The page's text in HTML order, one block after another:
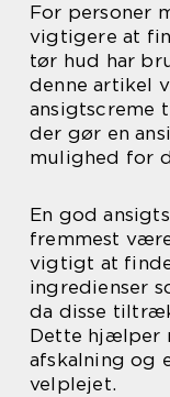
For personer
vigtigere at
tør hud har
denne artikel
ansigtscreme
der gør en
mulighed for
En god
fremmest
vigtigt at
ingredienser
da disse
Dette hjælper
afskalning og
velplejet.